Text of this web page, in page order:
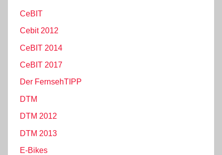
CeBIT
Cebit 2012
CeBIT 2014
CeBIT 2017
Der FernsehTIPP
DTM
DTM 2012
DTM 2013
E-Bikes